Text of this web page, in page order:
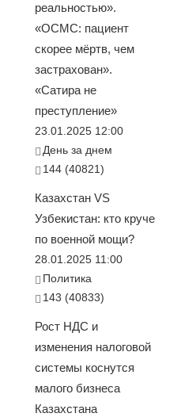
реальностью».
«ОСМС: пациент
скорее мёртв, чем
застрахован».
«Сатира не
преступление»
23.01.2025 12:00
День за днем
144 (40821)
Казахстан VS
Узбекистан: кто круче
по военной мощи?
28.01.2025 11:00
Политика
143 (40833)
Рост НДС и
изменения налоговой
системы коснутся
малого бизнеса
Казахстана